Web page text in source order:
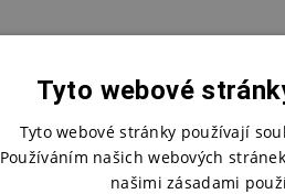
Tyto webové
Tyto webové stránky používají
Používáním našich webových
našimi zásadami